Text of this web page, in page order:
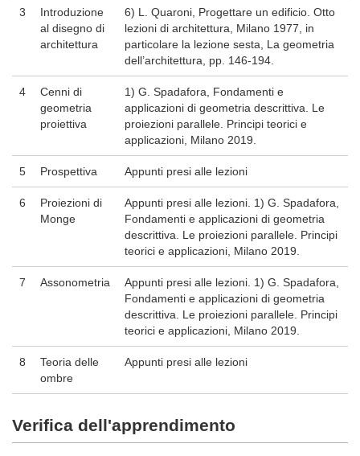
3
Introduzione
al disegno di
architettura
6) L. Quaroni, Progettare un edificio. Otto
lezioni di architettura, Milano 1977, in
particolare la lezione sesta, La geometria
dell’architettura, pp. 146-194.
4
Cenni di
geometria
proiettiva
1) G. Spadafora, Fondamenti e
applicazioni di geometria descrittiva. Le
proiezioni parallele. Principi teorici e
applicazioni, Milano 2019.
5 Prospettiva Appunti presi alle lezioni
6
Proiezioni di
Monge
Appunti presi alle lezioni. 1) G. Spadafora,
Fondamenti e applicazioni di geometria
descrittiva. Le proiezioni parallele. Principi
teorici e applicazioni, Milano 2019.
7 Assonometria
Appunti presi alle lezioni. 1) G. Spadafora,
Fondamenti e applicazioni di geometria
descrittiva. Le proiezioni parallele. Principi
teorici e applicazioni, Milano 2019.
8
Teoria delle
ombre
Appunti presi alle lezioni
Verifica dell'apprendimento